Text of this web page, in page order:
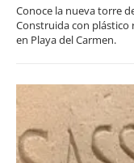
Conoce la nueva torre
Construida con plástico
en Playa del Carmen.